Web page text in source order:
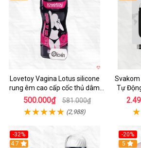
Lovetoy Vagina Lotus silicone
rung êm cao cấp cốc thủ dâm
nam
500.000₫ 581.000₫
(2,988)
Svakom
Tự
-32%
Hot
4.7
-20%
Hot
5